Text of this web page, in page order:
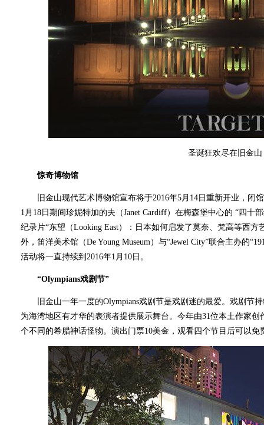
圣诞狂欢尽在旧金山
惊奇博物馆
旧金山现代艺术博物馆宣布将于2016年5月14日重新开业，闭馆
1月18日期间珍妮特加的夫（Janet Cardiff）在梅森堡中心的 “四十
纪录片“东望（Looking East）：日本如何启发了莫奈、梵高等西方
外，笛洋美术馆（De Young Museum）与“Jewel City”联合主办的
活动将一直持续到2016年1月10日。
“Olympians戏剧节”
旧金山一年一度的Olympians戏剧节是戏剧迷的最爱。戏剧节
为海湾地区有才华的表演者提供展示舞台。今年由31位本土作家
个不同的希腊神话怪物。演出门票10美金，观看四个节目后可以免